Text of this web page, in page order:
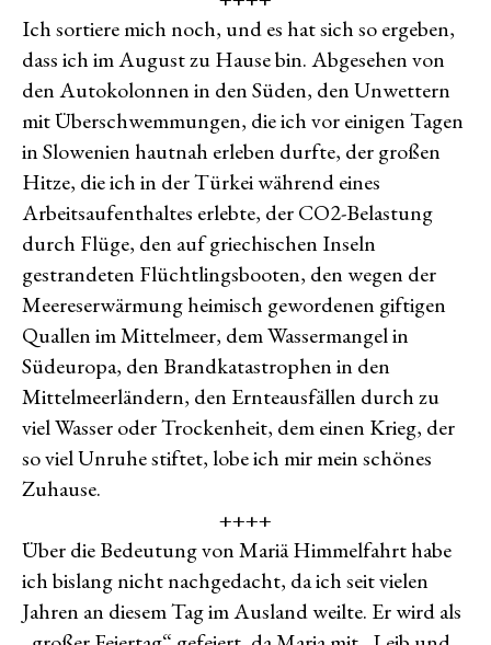
Ich sortiere mich noch, und es hat sich so ergeben,
dass ich im August zu Hause bin. Abgesehen von
den Autokolonnen in den Süden, den Unwettern
mit Überschwemmungen, die ich vor einigen Tagen
in Slowenien hautnah erleben durfte, der großen
Hitze, die ich in der Türkei während eines
Arbeitsaufenthaltes erlebte, der CO2-Belastung
durch Flüge, den auf griechischen Inseln
gestrandeten Flüchtlingsbooten, den wegen der
Meereserwärmung heimisch gewordenen giftigen
Quallen im Mittelmeer, dem Wassermangel in
Südeuropa, den Brandkatastrophen in den
Mittelmeerländern, den Ernteausfällen durch zu
viel Wasser oder Trockenheit, dem einen Krieg, der
so viel Unruhe stiftet, lobe ich mir mein schönes
Zuhause.
++++
Über die Bedeutung von Mariä Himmelfahrt habe
ich bislang nicht nachgedacht, da ich seit vielen
Jahren an diesem Tag im Ausland weilte. Er wird als